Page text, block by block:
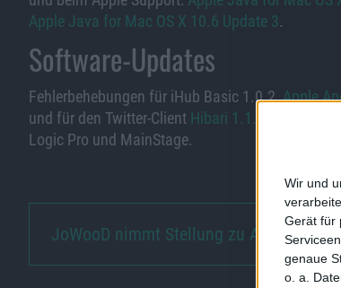
Wir und
Gerät für
genaue
o. a.
Apple Java for Mac OS X 10.6 Update 3.
Software-Updates
Fehlerbehebungen für iHub Basic 1.0.2,Apple
und für den Twitter-Client Hibari 1.1.2
Logic Pro und MainStage.
JoWooD nimmt Stellung zu Ansch…